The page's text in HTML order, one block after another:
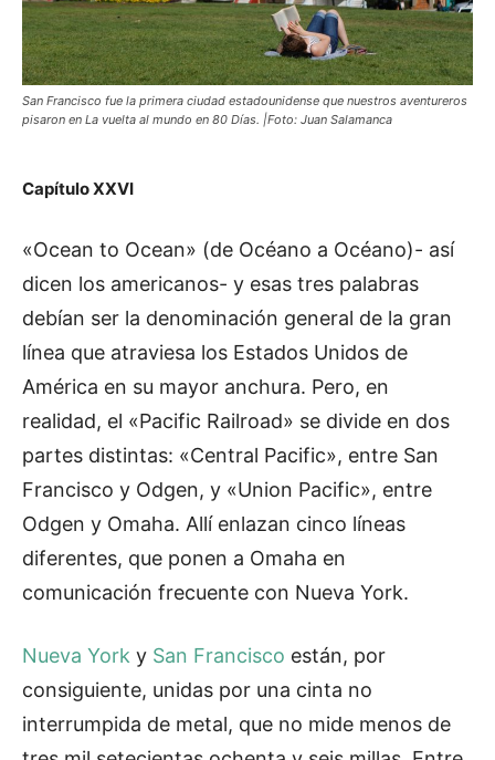
San Francisco fue la primera ciudad estadounidense que nuestros aventureros
pisaron en La vuelta al mundo en 80 Días. |Foto: Juan Salamanca
Capítulo XXVI
«Ocean to Ocean» (de Océano a Océano)- así
dicen los americanos- y esas tres palabras
debían ser la denominación general de la gran
línea que atraviesa los Estados Unidos de
América en su mayor anchura. Pero, en
realidad, el «Pacific Railroad» se divide en dos
partes distintas: «Central Pacific», entre San
Francisco y Odgen, y «Union Pacific», entre
Odgen y Omaha. Allí enlazan cinco líneas
diferentes, que ponen a Omaha en
comunicación frecuente con Nueva York.
Nueva York y San Francisco están, por
consiguiente, unidas por una cinta no
interrumpida de metal, que no mide menos de